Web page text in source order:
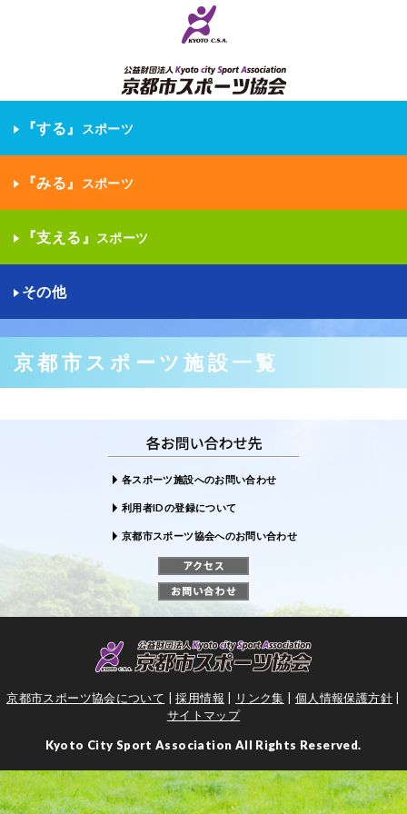
『する』 スポーツ
『みる』 スポーツ
『支える』 スポーツ
その他
京都市スポーツ施設一覧
各スポーツ施設へのお問い合わせ
利用者IDの登録について
京都市スポーツ協会へのお問い合わせ
京都市スポーツ協会について 採用情報 リンク集 個人情報保護方針
サイトマップ
Kyoto City Sport Association All Rights Reserved.